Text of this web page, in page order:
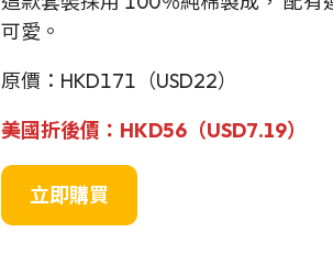
可愛。
原價：HKD171（USD22）
美國折後價：HKD56（USD7.19）
立即購買